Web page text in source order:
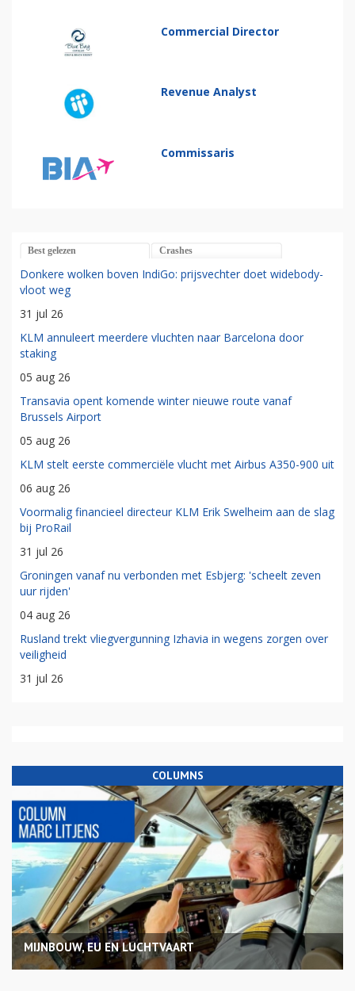
Commercial Director
Revenue Analyst
Commissaris
Best gelezen Crashes
Donkere wolken boven IndiGo: prijsvechter doet widebody-
vloot weg
31 jul 26
KLM annuleert meerdere vluchten naar Barcelona door
staking
05 aug 26
Transavia opent komende winter nieuwe route vanaf
Brussels Airport
05 aug 26
KLM stelt eerste commerciële vlucht met Airbus A350-900 uit
06 aug 26
Voormalig financieel directeur KLM Erik Swelheim aan de slag
bij ProRail
31 jul 26
Groningen vanaf nu verbonden met Esbjerg: 'scheelt zeven
uur rijden'
04 aug 26
Rusland trekt vliegvergunning Izhavia in wegens zorgen over
veiligheid
31 jul 26
COLUMNS
MIJNBOUW, EU EN LUCHTVAART